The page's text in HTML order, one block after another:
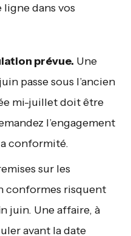
dans vos
prévue. Une
passe sous l’ancien
mi-juillet doit être
l’engagement
conformité.
sur les
conformes risquent
juin. Une affaire, à
avant la date